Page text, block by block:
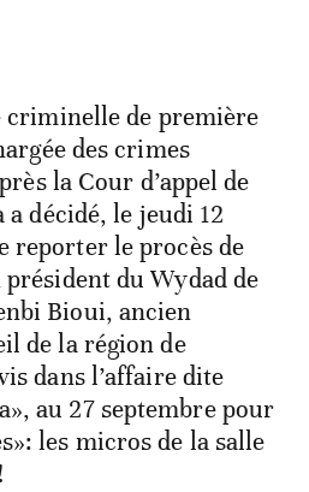
criminelle de première
des crimes
la Cour d’appel de
a décidé, le jeudi 12
reporter le procès de
du Wydad de
Bioui, ancien
de la région de
dans l’affaire dite
au 27 septembre pour
les micros de la salle